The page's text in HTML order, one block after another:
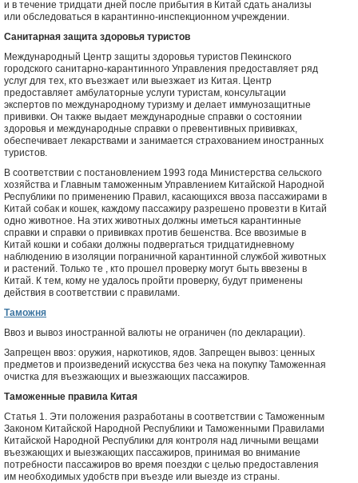
и в течение тридцати дней после прибытия в Китай сдать анализы
или обследоваться в карантинно-инспекционном учреждении.
Санитарная защита здоровья туристов
Международный Центр защиты здоровья туристов Пекинского
городского санитарно-карантинного Управления предоставляет ряд
услуг для тех, кто въезжает или выезжает из Китая. Центр
предоставляет амбулаторные услуги туристам, консультации
экспертов по международному туризму и делает иммунозащитные
прививки. Он также выдает международные справки о состоянии
здоровья и международные справки о превентивных прививках,
обеспечивает лекарствами и занимается страхованием иностранных
туристов.
В соответствии с постановлением 1993 года Министерства сельского
хозяйства и Главным таможенным Управлением Китайской Народной
Республики по применению Правил, касающихся ввоза пассажирами в
Китай собак и кошек, каждому пассажиру разрешено провезти в Китай
одно животное. На этих животных должны иметься карантинные
справки и справки о прививках против бешенства. Все ввозимые в
Китай кошки и собаки должны подвергаться тридцатидневному
наблюдению в изоляции пограничной карантинной службой животных
и растений. Только те , кто прошел проверку могут быть ввезены в
Китай. К тем, кому не удалось пройти проверку, будут применены
действия в соответствии с правилами.
Таможня
Ввоз и вывоз иностранной валюты не ограничен (по декларации).
Запрещен ввоз: оружия, наркотиков, ядов. Запрещен вывоз: ценных
предметов и произведений искусства без чека на покупку Таможенная
очистка для въезжающих и выезжающих пассажиров.
Таможенные правила Китая
Статья 1. Эти положения разработаны в соответствии с Таможенным
Законом Китайской Народной Республики и Таможенными Правилами
Китайской Народной Республики для контроля над личными вещами
въезжающих и выезжающих пассажиров, принимая во внимание
потребности пассажиров во время поездки с целью предоставления
им необходимых удобств при въезде или выезде из страны.